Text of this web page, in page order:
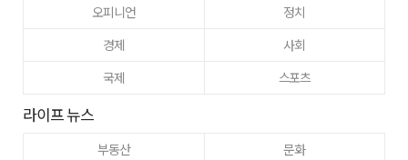
오피니언
정치
경제
사회
국제
스포츠
라이프 뉴스
부동산
문화